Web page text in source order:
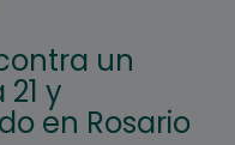
un
y
en Rosario